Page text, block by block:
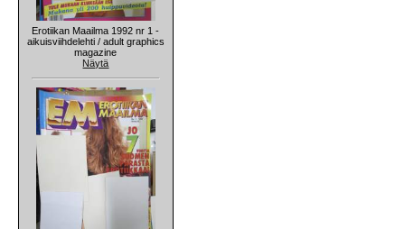
Erotiikan Maailma 1992 nr 1 -
aikuisviihdelehti / adult graphics
magazine
Näytä